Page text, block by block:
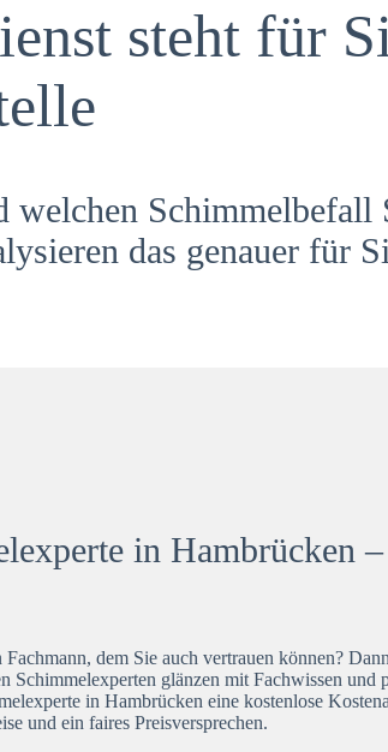
steht für
welchen Schimmelbefall
das genauer für
in Hambrücken
Fachmann, dem Sie auch vertrauen können?
Schimmelexperten glänzen mit Fachwissen und
in Hambrücken eine kostenlose
und ein faires Preisversprechen.